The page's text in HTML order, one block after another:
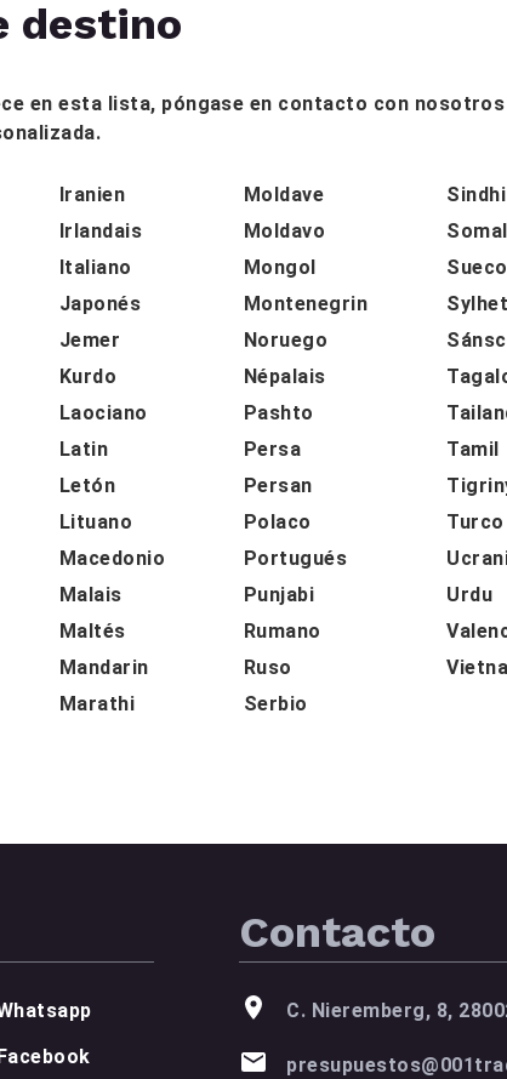
destino
en esta lista, póngase en contacto con
Iranien
Irlandais
Italiano
Japonés
Jemer
Kurdo
Laociano
Latin
Letón
Lituano
Macedonio
Malais
Maltés
Mandarin
Marathi
Moldave
Moldavo
Mongol
Montenegrin
Noruego
Népalais
Pashto
Persa
Persan
Polaco
Portugués
Punjabi
Rumano
Ruso
Serbio
Sindhi
Sueco
Tamil
Turco
Urdu
Contacto
C. Nieremberg, 8,